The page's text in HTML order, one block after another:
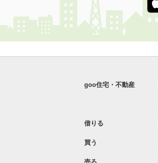
goo住宅・不動産
借りる
買う